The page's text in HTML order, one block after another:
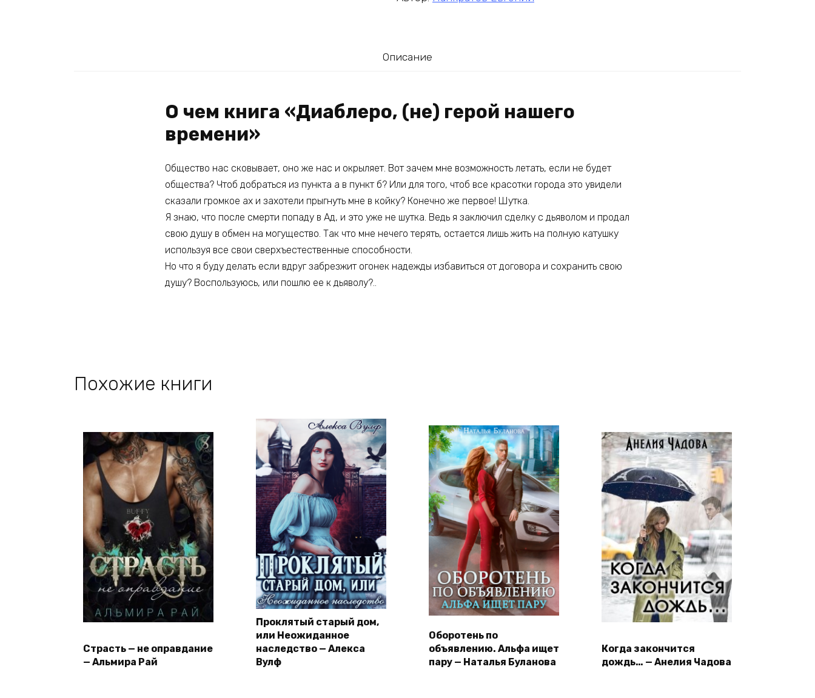
Описание
О чем книга «Диаблеро, (не) герой нашего
времени»
Общество нас сковывает, оно же нас и окрыляет. Вот зачем мне возможность летать, если не будет
общества? Чтоб добраться из пункта а в пункт б? Или для того, чтоб все красотки города это увидели
сказали громкое ах и захотели прыгнуть мне в койку? Конечно же первое! Шутка.
Я знаю, что после смерти попаду в Ад, и это уже не шутка. Ведь я заключил сделку с дьяволом и продал
свою душу в обмен на могущество. Так что мне нечего терять, остается лишь жить на полную катушку
используя все свои сверхъестественные способности.
Но что я буду делать если вдруг забрезжит огонек надежды избавиться от договора и сохранить свою
душу? Воспользуюсь, или пошлю ее к дьяволу?..
Похожие книги
Страсть — не оправдание
— Альмира Рай
Проклятый старый дом,
или Неожиданное
наследство — Алекса
Вулф
Оборотень по
объявлению. Альфа ищет
пару — Наталья Буланова
Когда закончится
дождь… — Анелия Чадова